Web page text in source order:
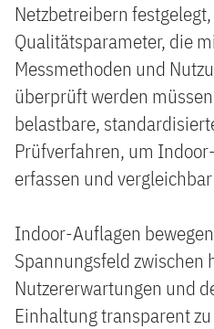
Netzbetreibern
Qualitätsparameter, die
Messmethoden und
überprüft werden
belastbare,
Prüfverfahren, um
erfassen und
Indoor-Auflagen
Spannungsfeld zwischen
Nutzererwartungen und
Einhaltung transparent